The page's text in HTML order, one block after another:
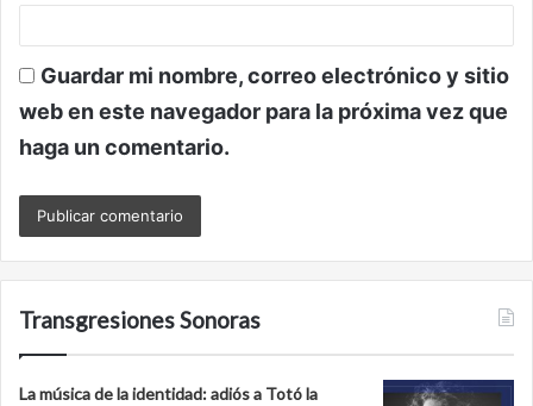
Guardar mi nombre, correo electrónico y sitio
web en este navegador para la próxima vez que
haga un comentario.
Transgresiones Sonoras
La música de la identidad: adiós a Totó la